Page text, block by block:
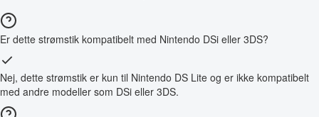
Er dette strømstik kompatibelt med Nintendo DSi eller 3DS?
Nej, dette strømstik er kun til Nintendo DS Lite og er ikke kompatibelt
med andre modeller som DSi eller 3DS.